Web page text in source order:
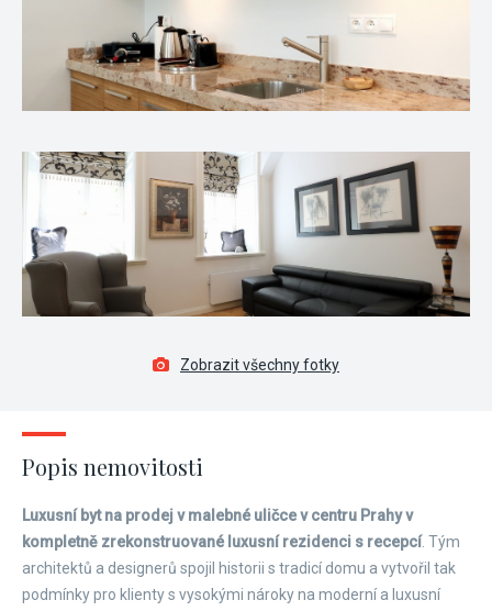
Zobrazit všechny fotky
Popis nemovitosti
Luxusní byt na prodej v malebné uličce v centru Prahy v
kompletně zrekonstruované luxusní rezidenci s recepcí. Tým
architektů a designerů spojil historii s tradicí domu a vytvořil tak
podmínky pro klienty s vysokými nároky na moderní a luxusní